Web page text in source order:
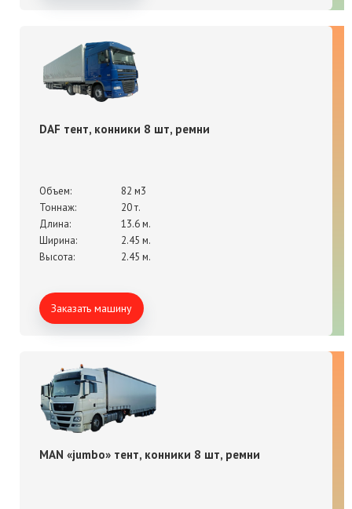
DAF тент, конники 8 шт, ремни
Объем:
82 м3
Тоннаж:
20 т.
Длина:
13.6 м.
Ширина:
2.45 м.
Высота:
2.45 м.
Заказать машину
MAN «jumbo» тент, конники 8 шт, ремни